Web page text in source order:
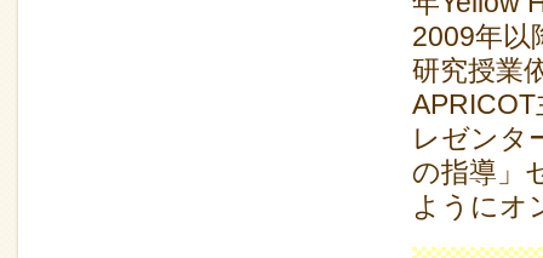
2009年以
研究授業
レゼンタ
の指導」
ようにオ